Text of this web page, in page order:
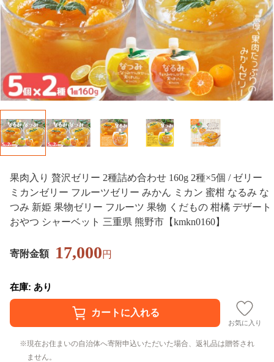
果肉入り 贅沢ゼリー 2種詰め合わせ 160g 2種×5個 / ゼリー
ミカンゼリー フルーツゼリー みかん ミカン 蜜柑 なるみ な
つみ 新姫 果物ゼリー フルーツ 果物 くだもの 柑橘 デザート
おやつ シャーベット 三重県 熊野市【kmkn0160】
寄附金額 17,000円
在庫: あり
お気に入り
現在お住まいの自治体へ寄附申込いただいた場合、返礼品は贈答され
ません。